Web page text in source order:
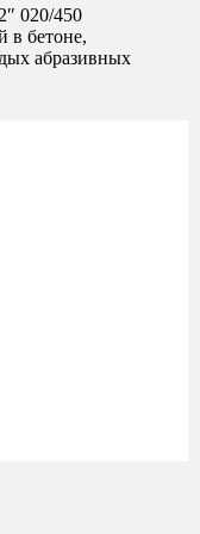
020/450
в бетоне,
абразивных